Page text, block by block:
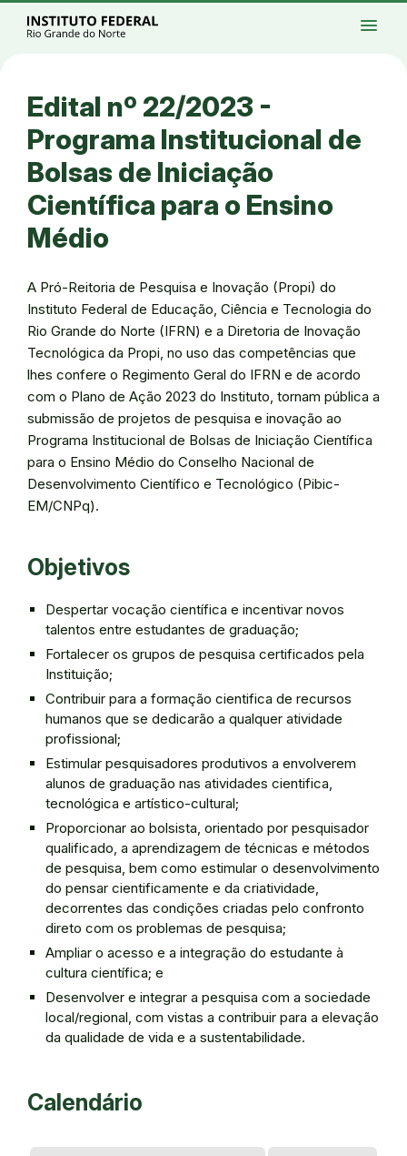
Ir para a página inicial
Ir para a busca
Alto contraste
Login da Área Administrativa
Acessibilidade
menu
Edital nº 22/2023 -
Programa Institucional de
Bolsas de Iniciação
Científica para o Ensino
Médio
A Pró-Reitoria de Pesquisa e Inovação (Propi) do
Instituto Federal de Educação, Ciência e Tecnologia do
Rio Grande do Norte (IFRN) e a Diretoria de Inovação
Tecnológica da Propi, no uso das competências que
lhes confere o Regimento Geral do IFRN e de acordo
com o Plano de Ação 2023 do Instituto, tornam pública a
submissão de projetos de pesquisa e inovação ao
Programa Institucional de Bolsas de Iniciação Científica
para o Ensino Médio do Conselho Nacional de
Desenvolvimento Científico e Tecnológico (Pibic-
EM/CNPq).
Objetivos
Despertar vocação científica e incentivar novos
talentos entre estudantes de graduação;
Fortalecer os grupos de pesquisa certificados pela
Instituição;
Contribuir para a formação cientifica de recursos
humanos que se dedicarão a qualquer atividade
profissional;
Estimular pesquisadores produtivos a envolverem
alunos de graduação nas atividades cientifica,
tecnológica e artístico-cultural;
Proporcionar ao bolsista, orientado por pesquisador
qualificado, a aprendizagem de técnicas e métodos
de pesquisa, bem como estimular o desenvolvimento
do pensar cientificamente e da criatividade,
decorrentes das condições criadas pelo confronto
direto com os problemas de pesquisa;
Ampliar o acesso e a integração do estudante à
cultura científica; e
Desenvolver e integrar a pesquisa com a sociedade
local/regional, com vistas a contribuir para a elevação
da qualidade de vida e a sustentabilidade.
Calendário